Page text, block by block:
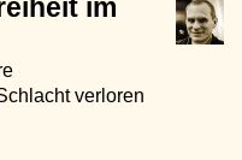
im
verloren